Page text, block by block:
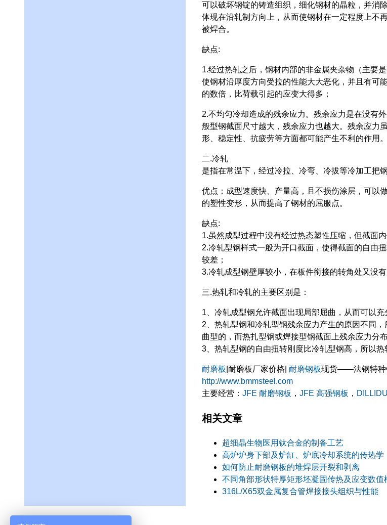
可以破坏钢锭的铸造组织，细化钢材的晶粒，并消
体现在沿轧制方向上，从而使钢材在一定程度上不
被焊合。
缺点:
1.经过热轧之后，钢材内部的非金属夹杂物（主要
使钢材沿厚度方向受拉的性能大大恶化，并且有可
的数倍，比荷载引起的应变大得多；
2.不均匀冷却造成的残余应力。残余应力是在没有
般型钢截面尺寸越大，残余应力也越大。残余应力
形、稳定性、抗疲劳等方面都可能产生不利的作用。
二.冷轧
是指在常温下，经过冷拉、冷弯、冷拔等冷加工把
优点：成型速度快、产量高，且不损伤涂层，可以
的塑性变形，从而提高了钢材的屈服点。
缺点:
1.虽然成型过程中没有经过热态塑性压缩，但截面
2.冷轧型钢样式一般为开口截面，使得截面的自由
较差；
3.冷轧成型钢壁厚较小，在板件衔接的转角处又没
三.热轧和冷轧的主要区别是：
1、冷轧成型钢允许截面出现局部屈曲，从而可以
2、热轧型钢和冷轧型钢残余应力产生的原因不同
曲型的，而热扎型钢或焊接型钢截面上残余应力分布
3、热轧型钢的自由扭转刚度比冷轧型钢高，所以热
耐磨板 |耐磨板厂家价格| 耐磨钢板现货——法钢特种
http://www.bmmsteel.com
主要经营： JFE 耐磨钢板 ， JFE 高强钢板 ，
相关文章
超细晶生物医用钛合金的制备工艺
高炉炉身下部及炉缸、炉底冷却系统的传热学
如何防止耐磨钢板的堆焊层开裂和剥离
不同角部形状特厚矩形坯凝固传热及应变数值
316L/X65双金属复合管焊接接头组织与性能